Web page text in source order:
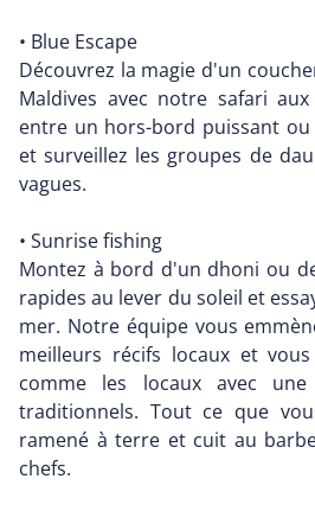
• Blue Escape
Découvrez la magie d'un
Maldives avec notre safari aux
entre un hors-bord puissant
et surveillez les groupes de
vagues.
• Sunrise fishing
Montez à bord d'un dhoni ou
rapides au lever du soleil et
mer. Notre équipe vous
meilleurs récifs locaux et
comme les locaux avec
traditionnels. Tout ce que
ramené à terre et cuit au
chefs.